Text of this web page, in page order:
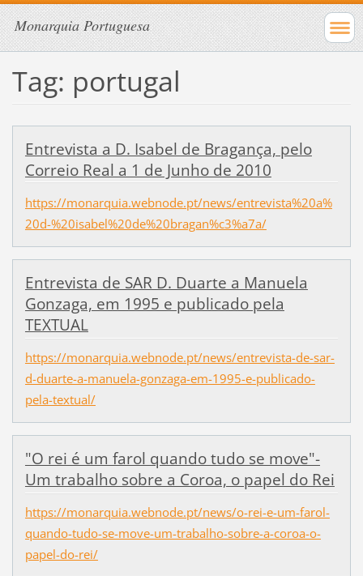
Monarquia Portuguesa
Tag: portugal
Entrevista a D. Isabel de Bragança, pelo
Correio Real a 1 de Junho de 2010
https://monarquia.webnode.pt/news/entrevista%20a%
20d-%20isabel%20de%20bragan%c3%a7a/
Entrevista de SAR D. Duarte a Manuela
Gonzaga, em 1995 e publicado pela
TEXTUAL
https://monarquia.webnode.pt/news/entrevista-de-sar-
d-duarte-a-manuela-gonzaga-em-1995-e-publicado-
pela-textual/
"O rei é um farol quando tudo se move"-
Um trabalho sobre a Coroa, o papel do Rei
https://monarquia.webnode.pt/news/o-rei-e-um-farol-
quando-tudo-se-move-um-trabalho-sobre-a-coroa-o-
papel-do-rei/